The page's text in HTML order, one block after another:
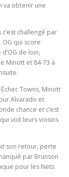
va obtenir une
c’est challengé par
qui score
de loin,
Minott et 84-73 à
Towns, Minott
Alvarado et
chance et c’est
voit leurs voisins
son retour, perte
par Brunson
pour les Nets